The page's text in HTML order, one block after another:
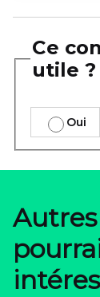
Ce
utile ?
Oui